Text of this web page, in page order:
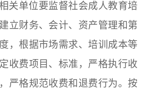
单位要监督社会成人教育培
立财务、会计、资产管理和第
，根据市场需求、培训成本等
收费项目、标准，严格执行收
严格规范收费和退费行为。按